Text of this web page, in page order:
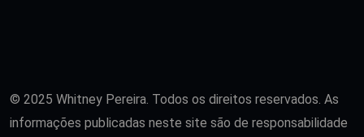
© 2025 Whitney Pereira. Todos os direitos reservados. As
informações publicadas neste site são de responsabilidade